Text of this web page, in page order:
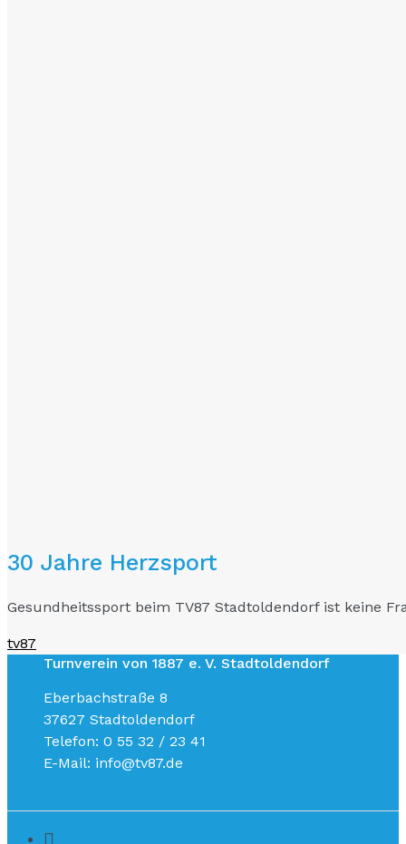
30 Jahre Herzsport
Gesundheitssport beim TV87 Stadtoldendorf ist keine
tv87
Turnverein von 1887 e. V. Stadtoldendorf
Eberbachstraße 8
37627 Stadtoldendorf
Telefon: 0 55 32 / 23 41
E-Mail: info@tv87.de